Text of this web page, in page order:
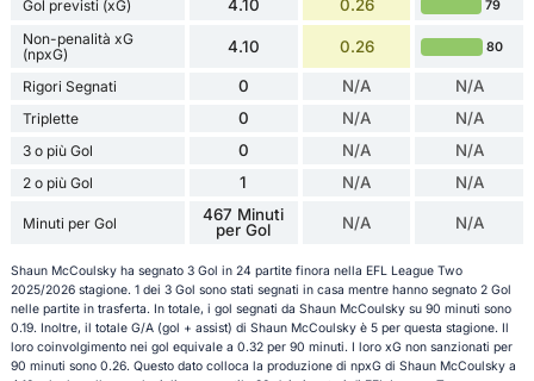
Gol previsti (xG) 4.10 0.26 79
Non-penalità xG
(npxG)
4.10 0.26 80
Rigori Segnati 0 N/A N/A
Triplette 0 N/A N/A
3 o più Gol 0 N/A N/A
2 o più Gol 1 N/A N/A
Minuti per Gol
467 Minuti
per Gol
N/A N/A
Shaun McCoulsky ha segnato 3 Gol in 24 partite finora nella EFL League Two
2025/2026 stagione. 1 dei 3 Gol sono stati segnati in casa mentre hanno segnato 2 Gol
nelle partite in trasferta. In totale, i gol segnati da Shaun McCoulsky su 90 minuti sono
0.19. Inoltre, il totale G/A (gol + assist) di Shaun McCoulsky è 5 per questa stagione. Il
loro coinvolgimento nei gol equivale a 0.32 per 90 minuti. I loro xG non sanzionati per
90 minuti sono 0.26. Questo dato colloca la produzione di npxG di Shaun McCoulsky a